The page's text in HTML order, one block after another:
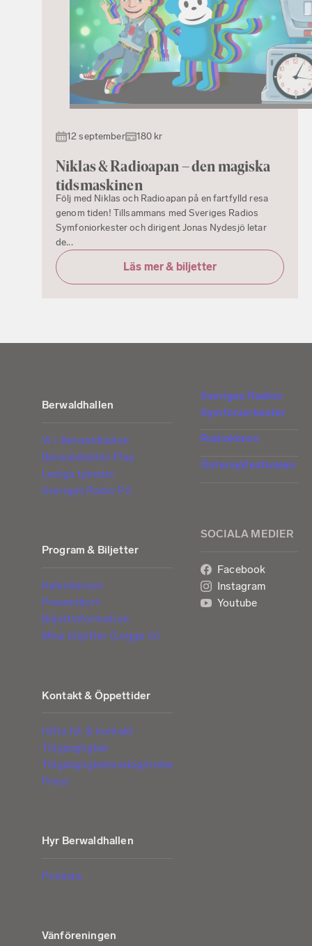
12 september 180 kr
Niklas & Radioapan – den magiska
tidsmaskinen
Följ med Niklas och Radioapan på en fartfylld resa
genom tiden! Tillsammans med Sveriges Radios
Symfoniorkester och dirigent Jonas Nydesjö letar
de...
Läs mer & biljetter
Berwaldhallen
Vi i Berwaldhallen
Berwaldhallen Play
Lediga tjänster
Sveriges Radio P2
Program & Biljetter
Kalendarium
Presentkort
Biljettinformation
Mina biljetter (Logga in)
Kontakt & Öppettider
Hitta hit & kontakt
Tillgänglighet
Tillgänglighetsredogörelse
Press
Hyr Berwaldhallen
Prislista
Vänföreningen
Sveriges Radios
Symfoniorkester
Radiokören
Östersjöfestivalen
SOCIALA MEDIER
Facebook
Instagram
Youtube